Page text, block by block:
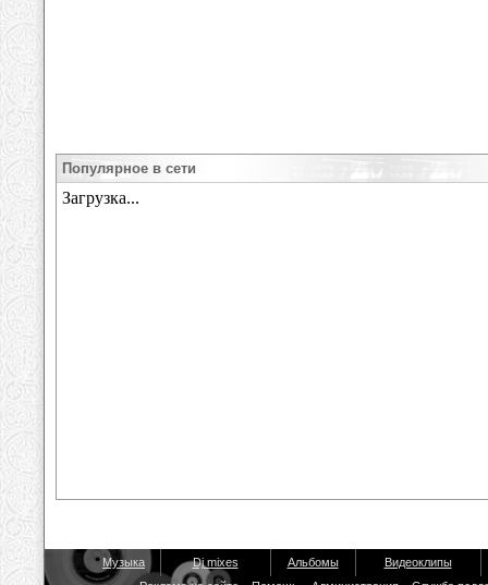
Популярное в сети
Музыка Dj mixes Альбомы
Видеоклипы